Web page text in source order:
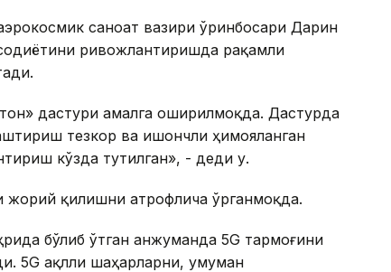
саноат вазири ўринбосари Дарин
ривожлантиришда рақамли
дастури амалга оширилмоқда. Дастурда
тезкор ва ишончли ҳимояланган
кўзда тутилган», - деди у.
жорий қилишни атрофлича ўрганмоқда.
бўлиб ўтган анжуманда 5G тармоғини
5G ақлли шаҳарларни, умуман